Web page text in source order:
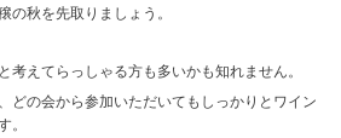
秋を先取りましょう。
考えてらっしゃる方も多いかも知れません。
どの会から参加いただいてもしっかりとワイン